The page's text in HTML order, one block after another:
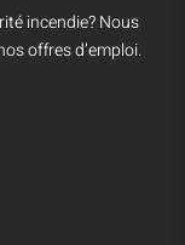
incendie? Nous
offres d’emploi.